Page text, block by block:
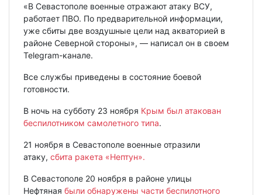
«В Севастополе военные отражают атаку ВСУ,
работает ПВО. По предварительной информации,
уже сбиты две воздушные цели над акваторией в
районе Северной стороны», — написал он в своем
Telegram-канале.
Все службы приведены в состояние боевой
готовности.
В ночь на субботу 23 ноября Крым был атакован
беспилотником самолетного типа.
21 ноября в Севастополе военные отразили
атаку, сбита ракета «Нептун».
В Севастополе 20 ноября в районе улицы
Нефтяная были обнаружены части беспилотного